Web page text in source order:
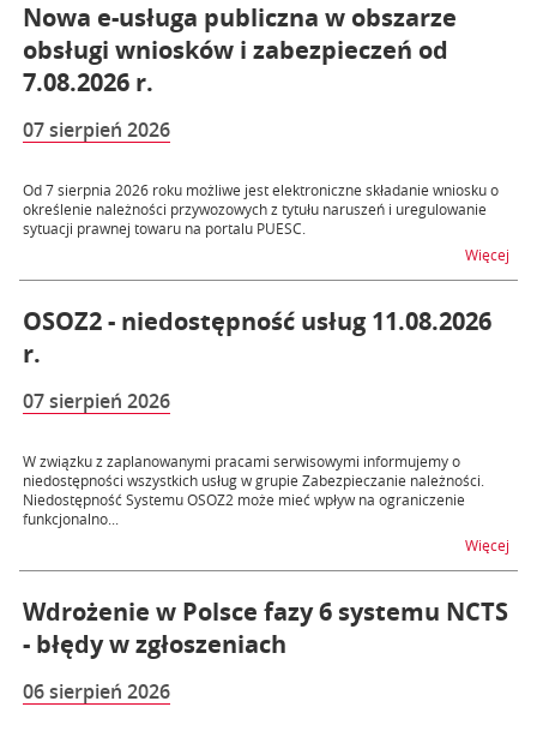
Nowa e-usługa publiczna w obszarze
obsługi wniosków i zabezpieczeń od
7.08.2026 r.
07 sierpień 2026
Od 7 sierpnia 2026 roku możliwe jest elektroniczne składanie wniosku o
określenie należności przywozowych z tytułu naruszeń i uregulowanie
sytuacji prawnej towaru na portalu PUESC.
Więcej
OSOZ2 - niedostępność usług 11.08.2026
r.
07 sierpień 2026
W związku z zaplanowanymi pracami serwisowymi informujemy o
niedostępności wszystkich usług w grupie Zabezpieczanie należności.
Niedostępność Systemu OSOZ2 może mieć wpływ na ograniczenie
funkcjonalno...
Więcej
Wdrożenie w Polsce fazy 6 systemu NCTS
- błędy w zgłoszeniach
06 sierpień 2026